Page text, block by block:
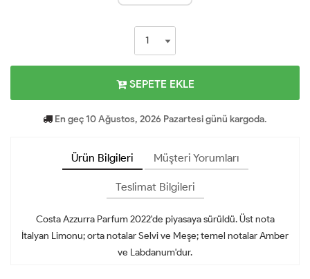
SEPETE EKLE
En geç 10 Ağustos, 2026 Pazartesi günü kargoda.
Ürün Bilgileri Müşteri Yorumları
Teslimat Bilgileri
Costa Azzurra Parfum 2022'de piyasaya sürüldü. Üst nota
İtalyan Limonu; orta notalar Selvi ve Meşe; temel notalar Amber
ve Labdanum'dur.